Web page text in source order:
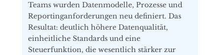
Teams wurden Datenmodelle, Prozesse und
Reportinganforderungen neu definiert. Das
Resultat: deutlich höhere Datenqualität,
einheitliche Standards und eine
Steuerfunktion, die wesentlich stärker zur